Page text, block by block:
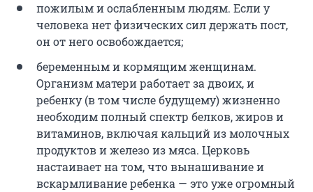
пожилым и ослабленным людям. Если у
человека нет физических сил держать пост,
он от него освобождается;
беременным и кормящим женщинам.
Организм матери работает за двоих, и
ребенку (в том числе будущему) жизненно
необходим полный спектр белков, жиров и
витаминов, включая кальций из молочных
продуктов и железо из мяса. Церковь
настаивает на том, что вынашивание и
вскармливание ребенка — это уже огромный